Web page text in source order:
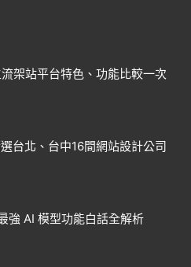
架站平台特色、功能比較一次
台北、台中16間網站設計公司
強 AI 模型功能白話全解析